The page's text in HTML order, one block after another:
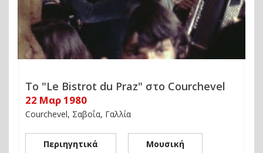
Το "Le Bistrot du Praz" στο Courchevel
22 Μαρ 1980
Courchevel, Σαβοΐα, Γαλλία
Περιηγητικά Μουσική